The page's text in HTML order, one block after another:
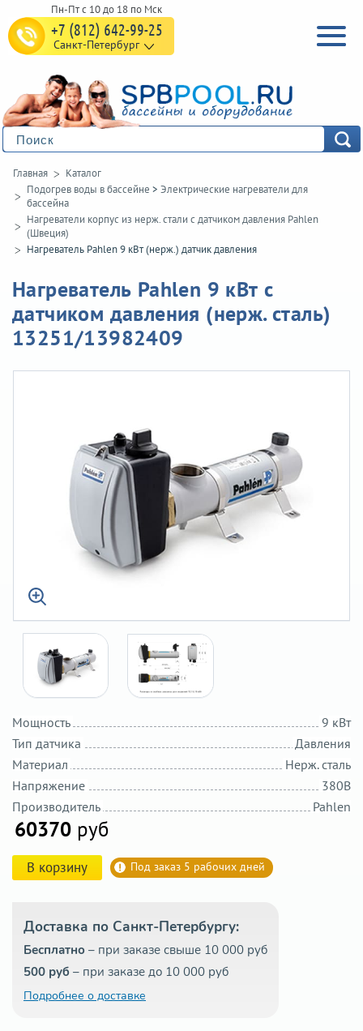
+7 (812) 642-99-25
Санкт-Петербург
Главная
Каталог
Подогрев воды в бассейне > Электрические нагреватели для
бассейна
Нагреватели корпус из нерж. стали с датчиком давления Pahlen
(Швеция)
Нагреватель Pahlen 9 кВт (нерж.) датчик давления
Нагреватель Pahlen 9 кВт с
датчиком давления (нерж. сталь)
13251/13982409
9 кВт
Мощность
Давления
Тип датчика
Нерж. сталь
Материал
380В
Напряжение
Pahlen
Производитель
60370 руб
В корзину Под заказ 5 рабочих дней
Доставка по Санкт-Петербургу:
Бесплатно – при заказе свыше 10 000 руб
500 руб – при заказе до 10 000 руб
Подробнее о доставке